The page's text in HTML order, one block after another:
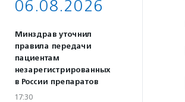
06.08.2026
Минздрав уточнил
правила передачи
пациентам
незарегистрированных
в России препаратов
17:30